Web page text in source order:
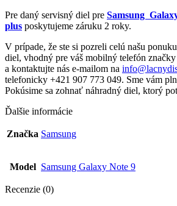
Pre daný servisný diel pre Samsung
plus poskytujeme záruku 2 roky.
V prípade, že ste si pozreli celú našu
diel, vhodný pre váš mobilný telefón značky
a kontaktujte nás e-mailom na
telefonicky +421 907 773 049. Sme vám
Pokúsime sa zohnať náhradný diel, ktorý
Ďalšie informácie
Značka Samsung
Model Samsung Galaxy Note 9
Recenzie (0)